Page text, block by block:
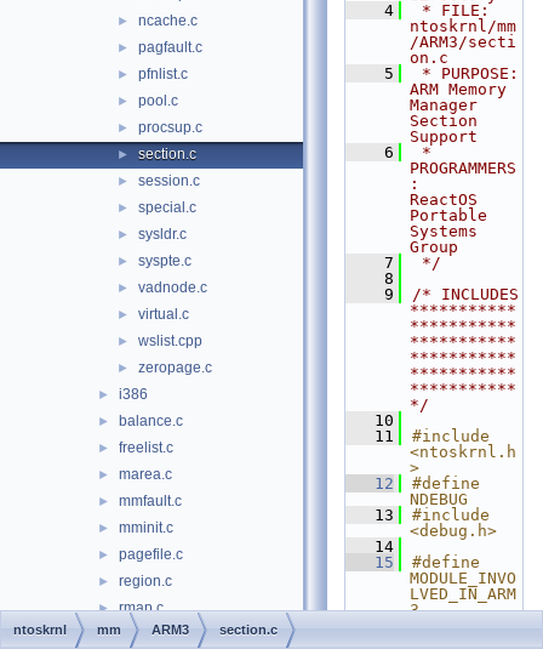
► ncache.c
► pagfault.c
► pfnlist.c
► pool.c
► procsup.c
► section.c
► session.c
► special.c
► sysldr.c
► syspte.c
► vadnode.c
► virtual.c
► wslist.cpp
► zeropage.c
► i386
► balance.c
► freelist.c
► marea.c
► mmfault.c
► mminit.c
► pagefile.c
► region.c
► rmap.c
► section.c
    4
* FILE:
ntoskrnl/mm
/ARM3/secti
on.c
    5
* PURPOSE:
ARM Memory
Manager
Section
Support
    6
*
PROGRAMMERS
:
ReactOS
Portable
Systems
Group
    7
*/
    8
    9
/* INCLUDES
***********
***********
***********
***********
***********
***********
*/
   10
   11
#include
<ntoskrnl.h
>
   12
#define
NDEBUG
   13
#include
<debug.h>
   14
   15
#define
MODULE_INVO
LVED_IN_ARM
3
ntoskrnl mm ARM3 section.c